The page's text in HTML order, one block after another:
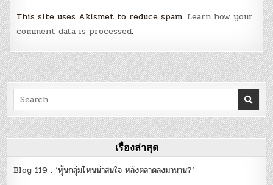
This site uses Akismet to reduce spam. Learn how your
comment data is processed.
Search
for:
เรื่องล่าสุด
Blog 119 : ‘หุ้นกลุ่มไหนน่าสนใจ หลังตลาดลงมานาน?’